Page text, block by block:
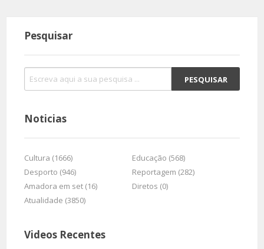
Pesquisar
Noticias
Cultura (1666)
Educação (568)
Desporto (946)
Reportagem (282)
Amadora em set (16)
Diretos (0)
Atualidade (3850)
Videos Recentes